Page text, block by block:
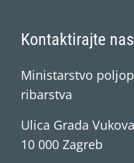
Kontaktirajte nas
Ministarstvo
ribarstva
Ulica Grada
10 000 Zagreb